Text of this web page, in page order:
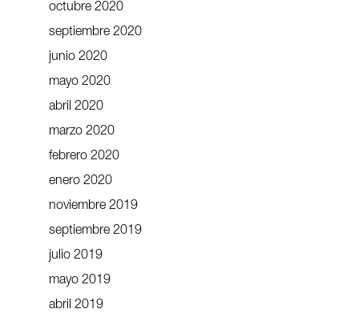
octubre 2020
septiembre 2020
junio 2020
mayo 2020
abril 2020
marzo 2020
febrero 2020
enero 2020
noviembre 2019
septiembre 2019
julio 2019
mayo 2019
abril 2019